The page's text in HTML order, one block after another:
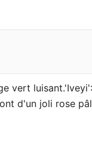
vert
d'un joli rose